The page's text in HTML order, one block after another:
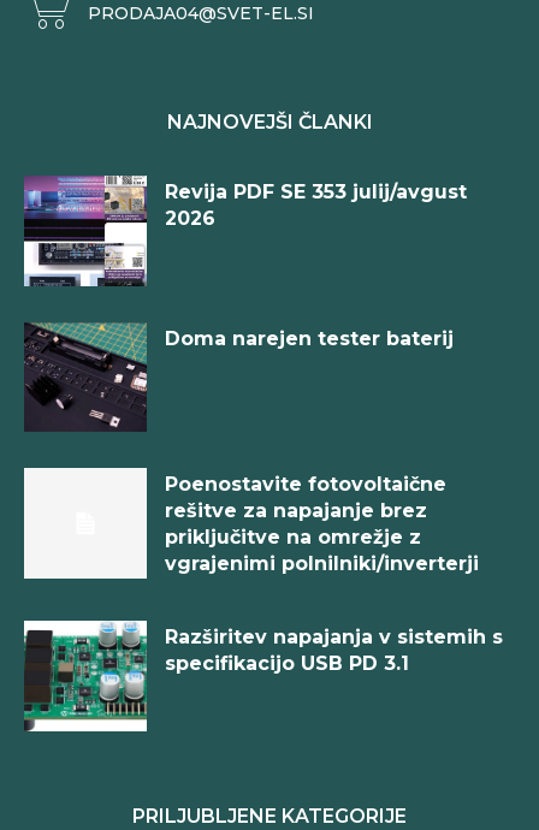
PRODAJA04@SVET-EL.SI
NAJNOVEJŠI ČLANKI
Revija PDF SE 353 julij/avgust
2026
Doma narejen tester baterij
Poenostavite fotovoltaične
rešitve za napajanje brez
priključitve na omrežje z
vgrajenimi polnilniki/inverterji
Razširitev napajanja v sistemih s
specifikacijo USB PD 3.1
PRILJUBLJENE KATEGORIJE